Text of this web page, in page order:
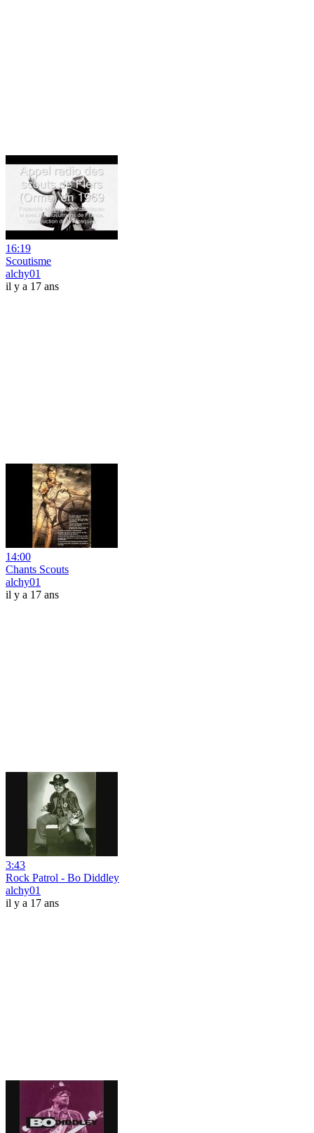
16:19
Scoutisme
alchy01
il y a 17 ans
14:00
Chants Scouts
alchy01
il y a 17 ans
3:43
Rock Patrol - Bo Diddley
alchy01
il y a 17 ans